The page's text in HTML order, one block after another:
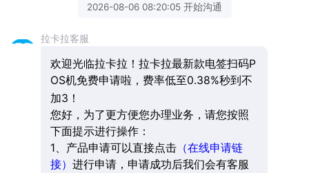
2026-08-06 08:20:05 开始沟通
拉卡拉客服
欢迎光临拉卡拉！拉卡拉最新款电签扫码P
OS机免费申请啦，费率低至0.38%秒到不
加3！
您好，为了更方便您办理业务，请您按照
下面提示进行操作：
1、产品申请可以直接点击（在线申请链
接） 进行申请，申请成功后我们会有客服